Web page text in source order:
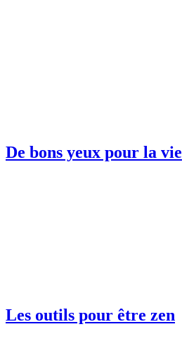
De bons yeux pour la vie
Les outils pour être zen